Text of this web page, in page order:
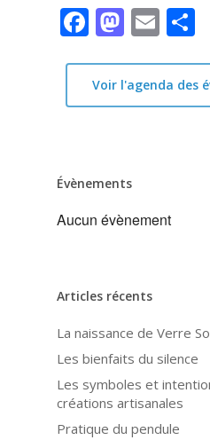
Facebook
Voir l'agenda des
Évènements
Aucun évènement
Articles récents
La naissance de Verre
Les bienfaits du silence
Les symboles et
créations artisanales
Pratique du pendule